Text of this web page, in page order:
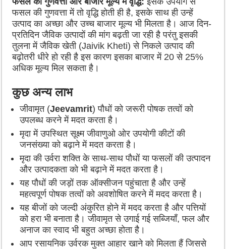
फसल की गुणवत्ता में तो वृद्धि होती ही है, इसके साथ ही उन्हें
उत्पाद का अच्छा और उच्च बाजार मूल्य भी मिलता है। आज दिन-
प्रतिदिन जैविक उत्पादों की मांग बढ़ती जा रही है परंतु इसकी
तुलना में जैविक खेती (Jaivik Kheti) से निकले उत्पाद की
बढ़ोतरी धीरे हो रही है इस कारण इसका बाजार में 20 से 25%
अधिक मूल्य मिल सकता है।
कुछ अन्य लाभ
जीवामृत (Jeevamrit) पौधों को जरूरी पोषक तत्वों को
उपलब्ध करने में मदत करता है।
मृदा में उपस्थित सूक्ष्म जीवाणुओ ओर उपयोगी कीटों की
जनसंख्या को बढ़ाने में मदत करता है।
मृदा की उर्वरा शक्ति के साथ-साथ पौधों या फसलों की उत्पादन
और उत्पादकता को भी बढ़ाने में मदत करता है।
यह पौधों की जड़ों तक ऑक्सीजन पहुंचाता है और उन्हें
महत्वपूर्ण पोषक तत्वों को अवशोषित करने में मदद करता है।
यह बीजों को जल्दी अंकुरित होने में मदद करता है और पत्तियों
को हरा भी बनाता है। जीवामृत से उगाई गई सब्जियाँ, फल और
अनाज का स्वाद भी बहुत अच्छा होता है।
आप रसायनिक उर्वरक मुक्त आहार खाने को मिलता हैं जिससे